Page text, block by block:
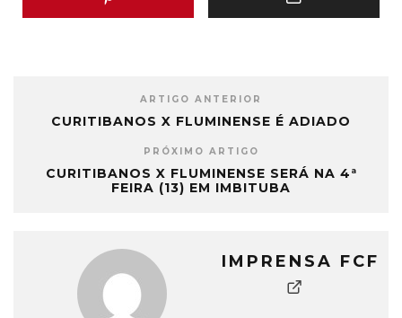
ARTIGO ANTERIOR
CURITIBANOS X FLUMINENSE É ADIADO
PRÓXIMO ARTIGO
CURITIBANOS X FLUMINENSE SERÁ NA 4ª
FEIRA (13) EM IMBITUBA
IMPRENSA FCF